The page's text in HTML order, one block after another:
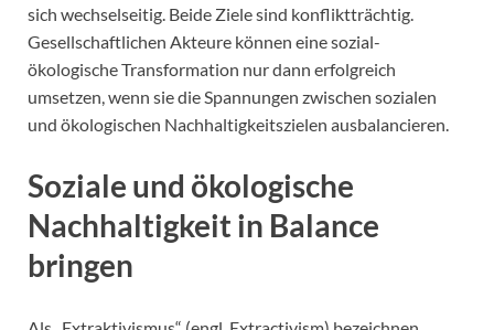
sich wechselseitig. Beide Ziele sind konfliktträchtig.
Gesellschaftlichen Akteure können eine sozial-
ökologische Transformation nur dann erfolgreich
umsetzen, wenn sie die Spannungen zwischen sozialen
und ökologischen Nachhaltigkeitszielen ausbalancieren.
Soziale und ökologische
Nachhaltigkeit in Balance
bringen